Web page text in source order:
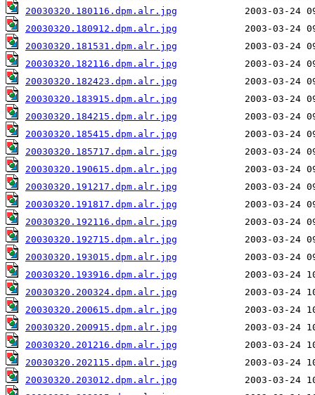
20030320.180116.dpm.alr.jpg
20030320.180912.dpm.alr.jpg
20030320.181531.dpm.alr.jpg
20030320.182116.dpm.alr.jpg
20030320.182423.dpm.alr.jpg
20030320.183915.dpm.alr.jpg
20030320.184215.dpm.alr.jpg
20030320.185415.dpm.alr.jpg
20030320.185717.dpm.alr.jpg
20030320.190615.dpm.alr.jpg
20030320.191217.dpm.alr.jpg
20030320.191817.dpm.alr.jpg
20030320.192116.dpm.alr.jpg
20030320.192715.dpm.alr.jpg
20030320.193015.dpm.alr.jpg
20030320.193916.dpm.alr.jpg
20030320.200324.dpm.alr.jpg
20030320.200615.dpm.alr.jpg
20030320.200915.dpm.alr.jpg
20030320.201216.dpm.alr.jpg
20030320.202115.dpm.alr.jpg
20030320.203012.dpm.alr.jpg